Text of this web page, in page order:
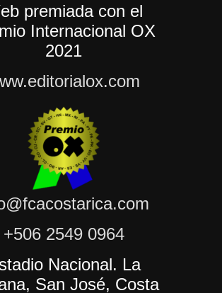
premiada con el
Internacional OX
2021
+506 2549 0964
Nacional. La
San José, Costa